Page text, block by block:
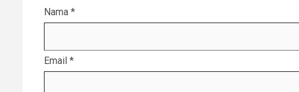
Nama *
Email *